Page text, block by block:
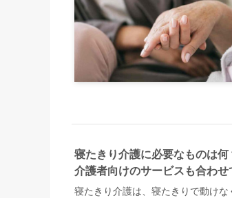
寝たきり介護に必要なものは
介護者向けのサービスも合わせ
寝たきり介護は、寝たきりで動け